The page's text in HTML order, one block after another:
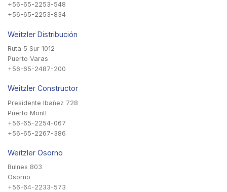
+56-65-2253-548
+56-65-2253-834
Weitzler Distribución
Ruta 5 Sur 1012
Puerto Varas
+56-65-2487-200
Weitzler Constructor
Presidente Ibañez 728
Puerto Montt
+56-65-2254-067
+56-65-2267-386
Weitzler Osorno
Bulnes 803
Osorno
+56-64-2233-573